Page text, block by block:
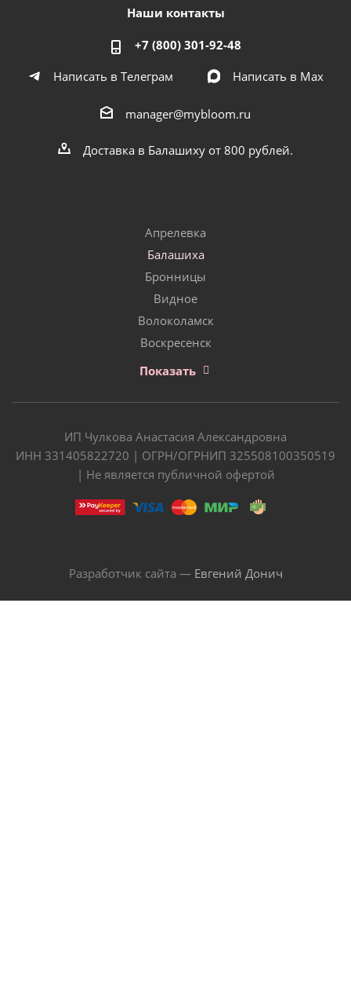
Наши контакты
+7 (800) 301-92-48
Написать в Телеграм
Написать в Мах
manager@mybloom.ru
Доставка в Балашиху от 800 рублей.
Апрелевка
Балашиха
Бронницы
Видное
Волоколамск
Воскресенск
Показать
ИП Чулкова Анастасия Александровна
ИНН 331405822720 | ОГРН/ОГРНИП 325508100350519
| Не является публичной офертой
Разработчик сайта — Евгений Донич